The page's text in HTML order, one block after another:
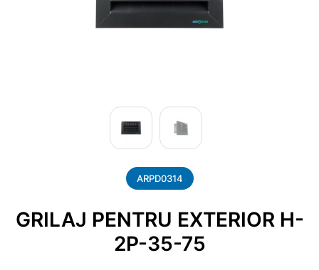
ARPD0314
GRILAJ PENTRU EXTERIOR H-
2P-35-75